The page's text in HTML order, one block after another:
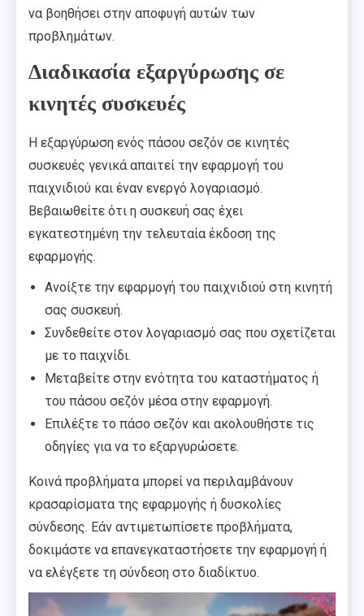
να βοηθήσει στην αποφυγή αυτών των
προβλημάτων.
Διαδικασία εξαργύρωσης σε
κινητές συσκευές
Η εξαργύρωση ενός πάσου σεζόν σε κινητές
συσκευές γενικά απαιτεί την εφαρμογή του
παιχνιδιού και έναν ενεργό λογαριασμό.
Βεβαιωθείτε ότι η συσκευή σας έχει
εγκατεστημένη την τελευταία έκδοση της
εφαρμογής.
Ανοίξτε την εφαρμογή του παιχνιδιού στη κινητή
σας συσκευή.
Συνδεθείτε στον λογαριασμό σας που σχετίζεται
με το παιχνίδι.
Μεταβείτε στην ενότητα του καταστήματος ή
του πάσου σεζόν μέσα στην εφαρμογή.
Επιλέξτε το πάσο σεζόν και ακολουθήστε τις
οδηγίες για να το εξαργυρώσετε.
Κοινά προβλήματα μπορεί να περιλαμβάνουν
κρασαρίσματα της εφαρμογής ή δυσκολίες
σύνδεσης. Εάν αντιμετωπίσετε προβλήματα,
δοκιμάστε να επανεγκαταστήσετε την εφαρμογή ή
να ελέγξετε τη σύνδεση στο διαδίκτυο.